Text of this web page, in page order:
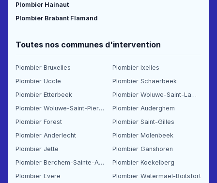
Plombier Hainaut
Plombier Brabant Flamand
Toutes nos communes d'intervention
Plombier Bruxelles
Plombier Ixelles
Plombier Uccle
Plombier Schaerbeek
Plombier Etterbeek
Plombier Woluwe-Saint-Lambert
Plombier Woluwe-Saint-Pierre
Plombier Auderghem
Plombier Forest
Plombier Saint-Gilles
Plombier Anderlecht
Plombier Molenbeek
Plombier Jette
Plombier Ganshoren
Plombier Berchem-Sainte-Agathe
Plombier Koekelberg
Plombier Evere
Plombier Watermael-Boitsfort